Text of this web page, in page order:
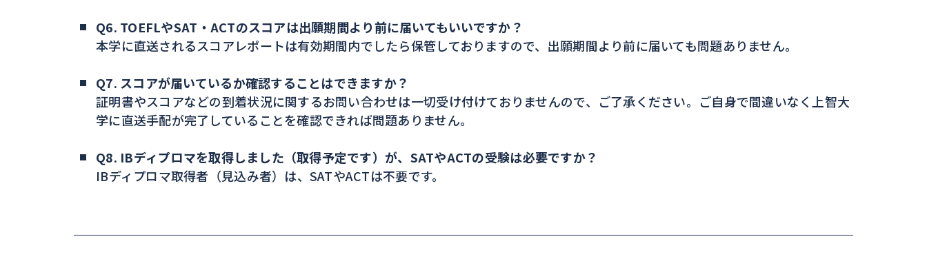
Q6. TOEFLやSAT・ACTのスコアは出願期間より前に届いてもいいですか？
本学に直送されるスコアレポートは有効期間内でしたら保管しておりますので、出願期間より前に届いても問題ありません。
Q7. スコアが届いているか確認することはできますか？
証明書やスコアなどの到着状況に関するお問い合わせは一切受け付けておりませんので、ご了承ください。ご自身で間違いなく上智大
学に直送手配が完了していることを確認できれば問題ありません。
Q8. IBディプロマを取得しました（取得予定です）が、SATやACTの受験は必要ですか？
IBディプロマ取得者（見込み者）は、SATやACTは不要です。